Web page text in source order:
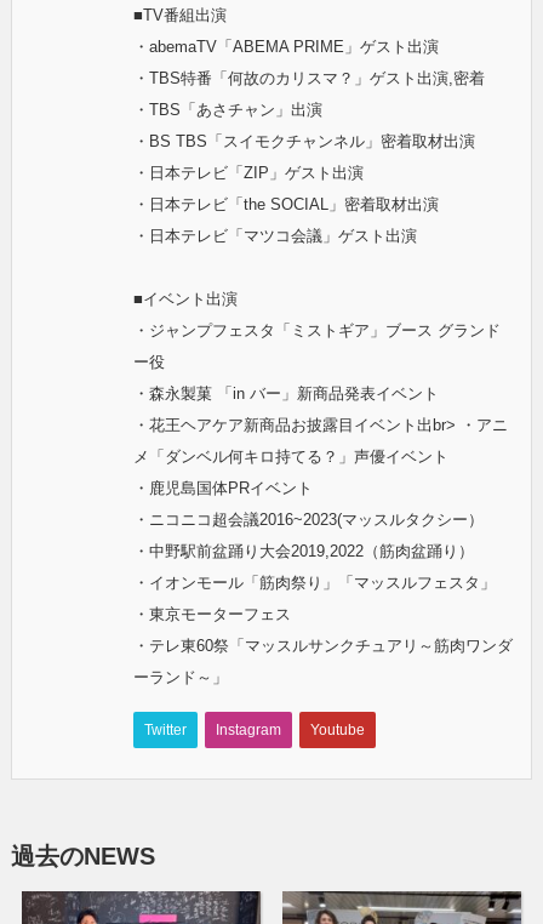
■TV番組出演
・abemaTV「ABEMA PRIME」ゲスト出演
・TBS特番「何故のカリスマ？」ゲスト出演,密着
・TBS「あさチャン」出演
・BS TBS「スイモクチャンネル」密着取材出演
・日本テレビ「ZIP」ゲスト出演
・日本テレビ「the SOCIAL」密着取材出演
・日本テレビ「マツコ会議」ゲスト出演
■イベント出演
・ジャンプフェスタ「ミストギア」ブース グランド
ー役
・森永製菓 「in バー」新商品発表イベント
・花王ヘアケア新商品お披露目イベント出br> ・アニ
メ「ダンベル何キロ持てる？」声優イベント
・鹿児島国体PRイベント
・ニコニコ超会議2016~2023(マッスルタクシー）
・中野駅前盆踊り大会2019,2022（筋肉盆踊り）
・イオンモール「筋肉祭り」「マッスルフェスタ」
・東京モーターフェス
・テレ東60祭「マッスルサンクチュアリ～筋肉ワンダ
ーランド～」
Twitter Instagram Youtube
過去のNEWS